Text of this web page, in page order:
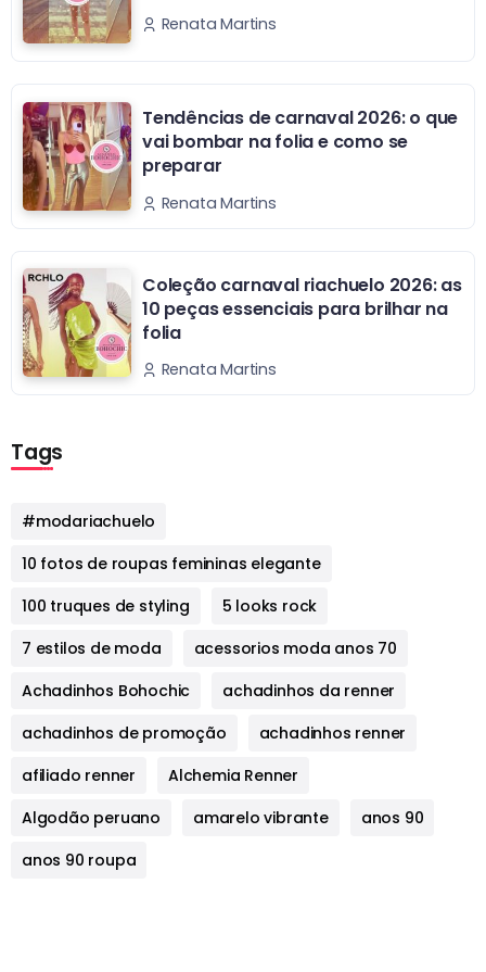
Renata Martins
Tendências de carnaval 2026: o que
vai bombar na folia e como se
preparar
Renata Martins
Coleção carnaval riachuelo 2026: as
10 peças essenciais para brilhar na
folia
Renata Martins
Tags
#modariachuelo
10 fotos de roupas femininas elegante
100 truques de styling
5 looks rock
7 estilos de moda
acessorios moda anos 70
Achadinhos Bohochic
achadinhos da renner
achadinhos de promoção
achadinhos renner
afiliado renner
Alchemia Renner
Algodão peruano
amarelo vibrante
anos 90
anos 90 roupa